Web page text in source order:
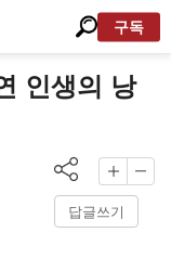
구독
인생의 낭
답글쓰기